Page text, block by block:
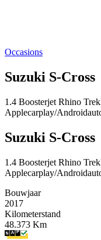
Occasions
Suzuki S-Cross
1.4 Boosterjet Rhino
Applecarplay/
Suzuki S-Cross
1.4 Boosterjet Rhino
Applecarplay/
Bouwjaar
2017
Kilometerstand
48.373 Km